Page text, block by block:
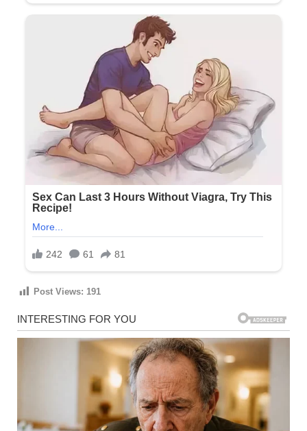
Post Views: 191